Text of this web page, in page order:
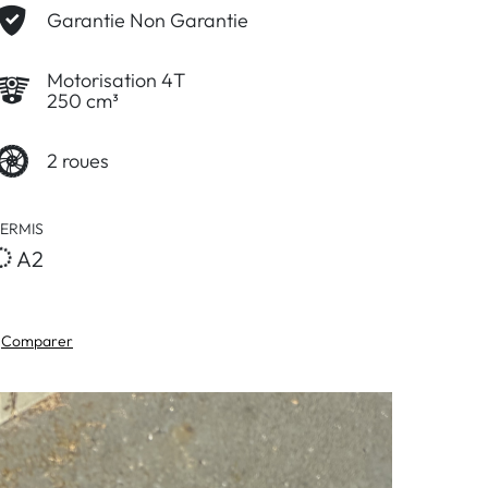
Garantie Non Garantie
Motorisation 4T
250 cm³
2 roues
A2
Comparer